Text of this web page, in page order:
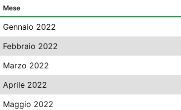
Mese
Gennaio 2022
Febbraio 2022
Marzo 2022
Aprile 2022
Maggio 2022